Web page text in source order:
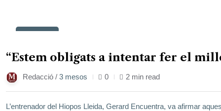
“Estem obligats a intentar fer el
Redacció / 3 mesos 0 2 min read
L’entrenador del Hiopos Lleida, Gerard Encuentra, va afirmar